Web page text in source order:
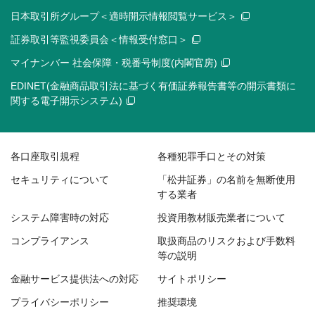
日本取引所グループ＜適時開示情報閲覧サービス＞
証券取引等監視委員会＜情報受付窓口＞
マイナンバー 社会保障・税番号制度(内閣官房)
EDINET(金融商品取引法に基づく有価証券報告書等の開示書類に
関する電子開示システム)
各口座取引規程 各種犯罪手口とその対策
セキュリティについて
「松井証券」の名前を無断使用
する業者
システム障害時の対応 投資用教材販売業者について
コンプライアンス
取扱商品のリスクおよび手数料
等の説明
金融サービス提供法への対応 サイトポリシー
プライバシーポリシー 推奨環境